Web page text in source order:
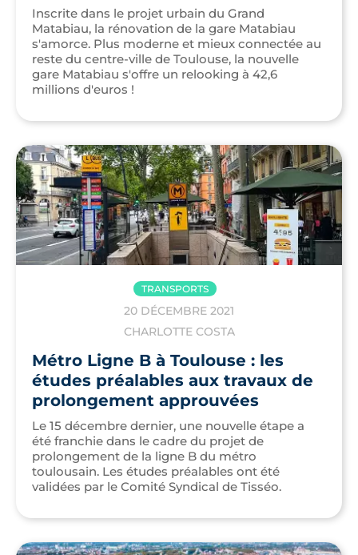
Inscrite dans le projet urbain du Grand
Matabiau, la rénovation de la gare Matabiau
s'amorce. Plus moderne et mieux connectée au
reste du centre-ville de Toulouse, la nouvelle
gare Matabiau s'offre un relooking à 42,6
millions d'euros !
TRANSPORTS
20 DÉCEMBRE 2021
CHARLOTTE COSTA
Métro Ligne B à Toulouse : les
études préalables aux travaux de
prolongement approuvées
Le 15 décembre dernier, une nouvelle étape a
été franchie dans le cadre du projet de
prolongement de la ligne B du métro
toulousain. Les études préalables ont été
validées par le Comité Syndical de Tisséo.